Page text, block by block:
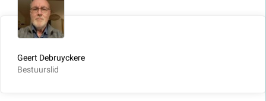
Geert Debruyckere
Bestuurslid